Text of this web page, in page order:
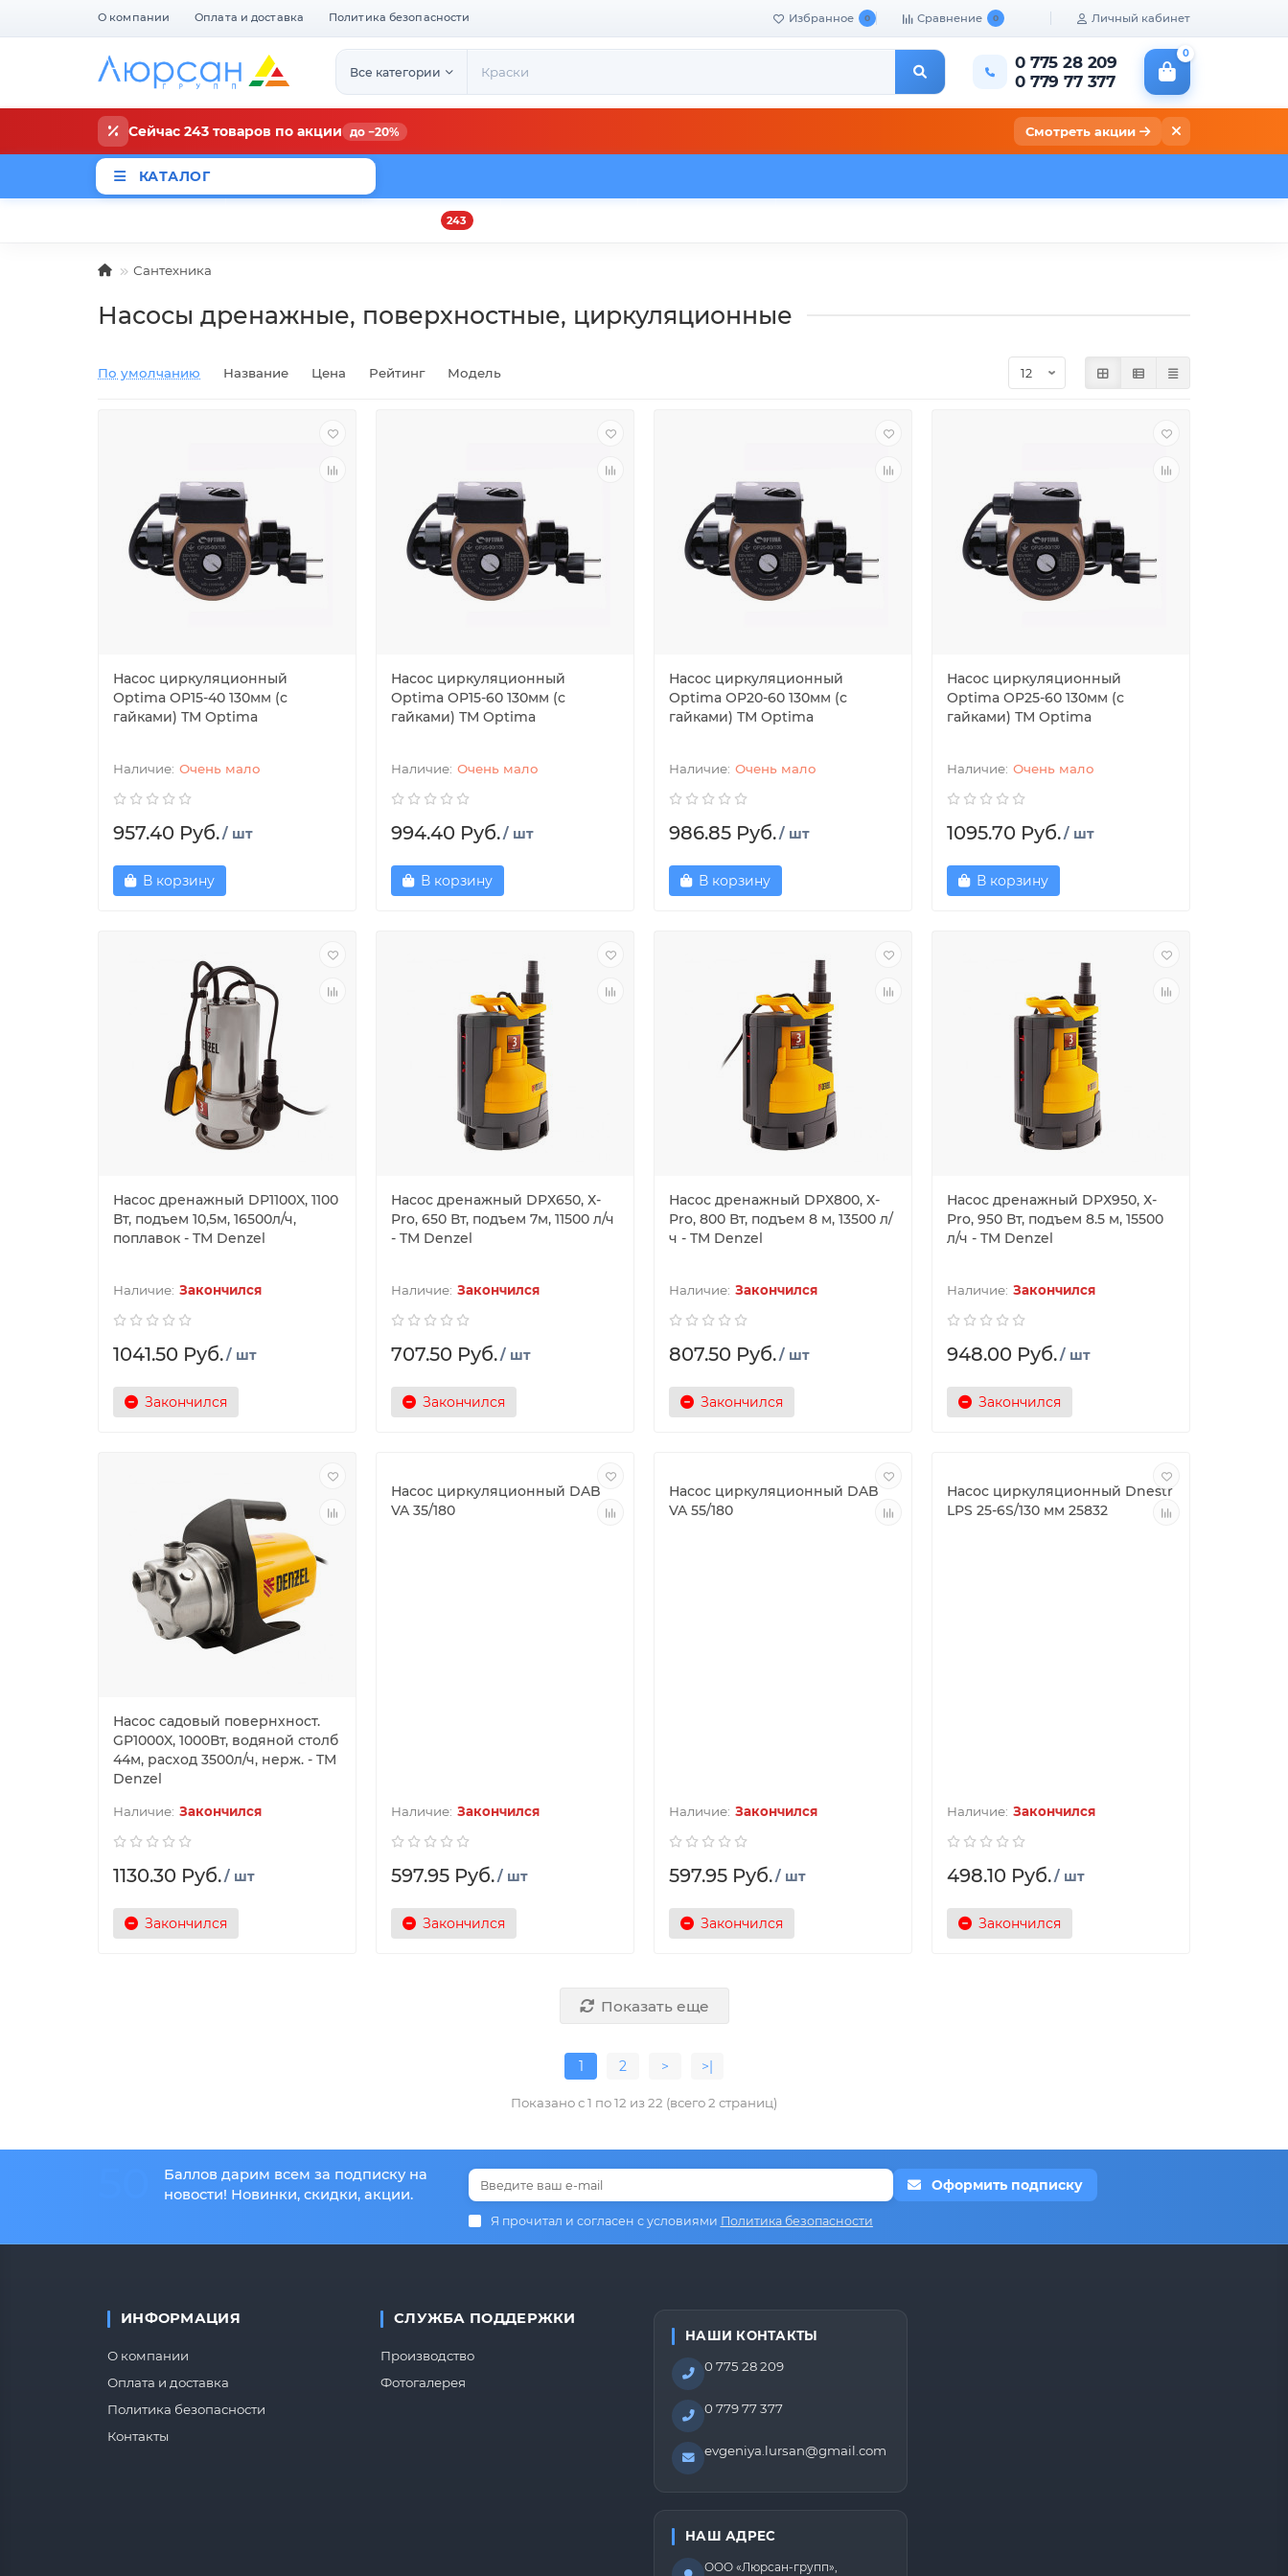
О компании Оплата и доставка Политика безопасности Избранное 0 Сравнение 0 Личный кабинет
Все категории
0 775 28 209
0 779 77 377
0
Сейчас 243 товаров по акции до −20% Смотреть акции
КАТАЛОГ
243
Сантехника
Насосы дренажные, поверхностные, циркуляционные
По умолчанию Название Цена Рейтинг Модель
Насос циркуляционный
Optima OP15-40 130мм (с
гайками) ТМ Optima
Очень мало
957.40 Руб./ шт
В корзину
Насос циркуляционный
Optima OP15-60 130мм (с
гайками) ТМ Optima
Очень мало
994.40 Руб./ шт
В корзину
Насос циркуляционный
Optima OP20-60 130мм (с
гайками) ТМ Optima
Очень мало
986.85 Руб./ шт
В корзину
Насос циркуляционный
Optima OP25-60 130мм (с
гайками) ТМ Optima
Очень мало
1095.70 Руб./ шт
В корзину
Насос дренажный DP1100X, 1100
Вт, подъем 10,5м, 16500л/ч,
поплавок - TM Denzel
Закончился
1041.50 Руб./ шт
Закончился
Насос дренажный DPХ650, Х-
Pro, 650 Вт, подъем 7м, 11500 л/ч
- TM Denzel
Закончился
707.50 Руб./ шт
Закончился
Насос дренажный DPХ800, Х-
Pro, 800 Вт, подъем 8 м, 13500 л/
ч - TM Denzel
Закончился
807.50 Руб./ шт
Закончился
Насос дренажный DPХ950, Х-
Pro, 950 Вт, подъем 8.5 м, 15500
л/ч - TM Denzel
Закончился
948.00 Руб./ шт
Закончился
Насос садовый повернхност.
GP1000X, 1000Вт, водяной столб
44м, расход 3500л/ч, нерж. - TM
Denzel
Закончился
1130.30 Руб./ шт
Закончился
Насос циркуляционный DAB
VA 35/180
Закончился
597.95 Руб./ шт
Закончился
Насос циркуляционный DAB
VA 55/180
Закончился
597.95 Руб./ шт
Закончился
Насос циркуляционный Dnestr
LPS 25-6S/130 мм 25832
Закончился
498.10 Руб./ шт
Закончился
Показать еще
1 2 > >|
Показано с 1 по 12 из 22 (всего 2 страниц)
Баллов дарим всем за подписку на
новости! Новинки, скидки, акции.
Оформить подписку
Я прочитал и согласен с условиями Политика безопасности
ИНФОРМАЦИЯ
О компании
Оплата и доставка
Политика безопасности
Контакты
СЛУЖБА ПОДДЕРЖКИ
Производство
Фотогалерея
НАШИ КОНТАКТЫ
0 775 28 209
0 779 77 377
evgeniya.lursan@gmail.com
НАШ АДРЕС
ООО «Люрсан-групп»,